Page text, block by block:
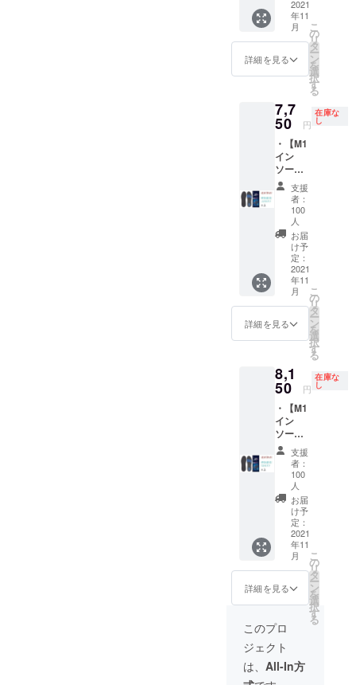
改良の
ため、
一部変
る場合
がござ
らかじ
めご了
承願い
ます
31cm)
一般販
売の予
4,970円
（税
フ ※消
費税・
送料込
み ※発
送（追
跡番号
あり）
はポス
ト投函
※仕様、
デザイ
ン等、
改良の
ため、
一部変
更にな
がござ
いま
らかじ
めご了
承願い
ます
(21cm
22.5cm
) Sサイ
ズ
) Mサイ
ズ
(24.5c
m-
26.5cm
) Lサイ
ズ
(26.5c
28.5cm
) XLサ
イズ
(29cm-
31cm)
一般販
売の予
4,970円
（税
フ ※消
費税・
送料込
み ※発
送（追
跡番号
あり）
はポス
ト投函
※仕様、
デザイ
ン等、
改良の
ため、
一部変
更にな
がござ
いま
らかじ
めご了
承願い
ます
2021
年11
月
詳細を見る
こ
の
リ
タ
ー
ン
を
選
択
す
る
7,7
50 円
在庫な
し
・【M1
イン
ソール
2021】
2足セッ
ト（XL
サイズ
以外の4
サイズ
から自
由に2足
分選
択） XS
サイズ
(21cm
ズ
(22.5c
m-
24.5cm
) Mサイ
ズ
(24.5c
26.5cm
) Lサイ
ズ
(26.5c
28.5cm
売の予
9,940円
（税
22％オ
フ ※消
費税・
送料込
支援
者：
100
人
お届
け予
定：
2021
年11
月
詳細を見る
こ
の
リ
タ
ー
ン
を
選
択
す
る
8,1
50 円
在庫な
し
・【M1
イン
ソール
2021】
2足セッ
ト（XL
サイズ
以外の4
サイズ
から自
由に2足
分選
択） XS
サイズ
(21cm
) Sサイ
ズ
(22.5c
m-
24.5cm
支援
者：
100
人
お届
け予
定：
2021
年11
月
詳細を見る
こ
の
リ
タ
ー
ン
を
選
択
す
る
このプロ
ジェクト
は、 All-In方